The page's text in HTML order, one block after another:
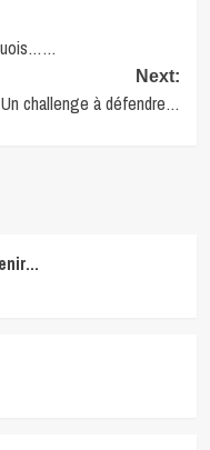
Next:
Un challenge à défendre…